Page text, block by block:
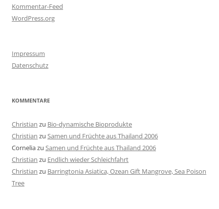
Kommentar-Feed
WordPress.org
Impressum
Datenschutz
KOMMENTARE
Christian zu Bio-dynamische Bioprodukte
Christian zu Samen und Früchte aus Thailand 2006
Corneliazu Samen und Früchte aus Thailand 2006
Christian zu Endlich wieder Schleichfahrt
Christian zu Barringtonia Asiatica, Ozean Gift Mangrove, Sea Poison
Tree